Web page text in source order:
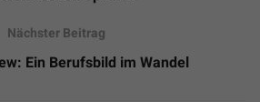
Nächster Beitrag
Ein Berufsbild im Wandel